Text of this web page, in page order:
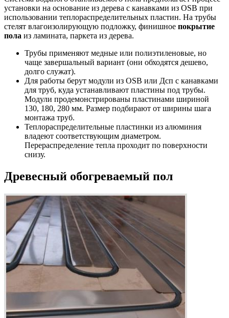
установки на основание из дерева с канавками из OSB при
использовании теплораспределительных пластин. На трубы
стелят влагоизолирующую подложку, финишное покрытие
пола из ламината, паркета из дерева.
Трубы применяют медные или полиэтиленовые, но
чаще завершальный вариант (они обходятся дешево,
долго служат).
Для работы берут модули из OSB или Дсп с канавками
для труб, куда устанавливают пластины под трубы.
Модули продемонстрированы пластинами шириной
130, 180, 280 мм. Размер подбирают от ширины шага
монтажа труб.
Теплораспределительные пластинки из алюминия
владеют соответствующим диаметром.
Перераспределение тепла проходит по поверхности
снизу.
Древесный обогреваемый пол